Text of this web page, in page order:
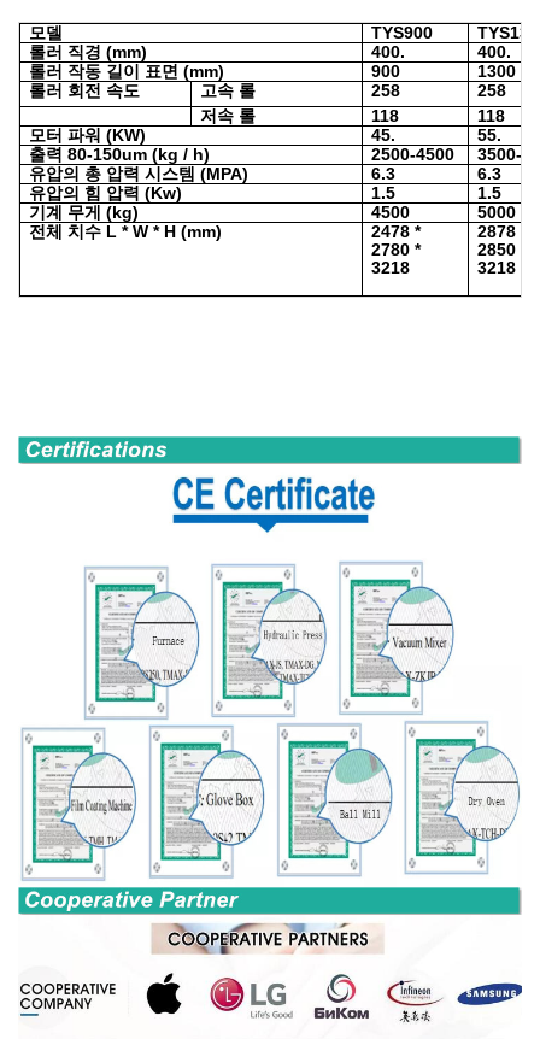
모델 TYS900
롤러 직경 (mm)
400.
400.
롤러 작동 길이 표면 (mm)
900
1300
롤러 회전 속도
고속 롤 258
258
저속 롤
118
118
모터 파워 (KW)
45.
55.
출력 80-150um (kg / h)
2500-4500
3500-
유압의 총 압력 시스템 (MPA)
6.3
6.3
유압의 힘 압력 (Kw)
1.5
1.5
기계 무게 (kg)
4500
5000
전체 치수 L * W * H (mm)
2478 *
2780 *
3218
2878 *
2850 *
3218